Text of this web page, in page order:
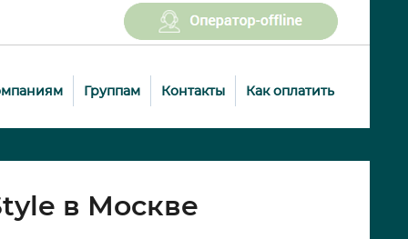
Группам Контакты Как оплатить
в Москве